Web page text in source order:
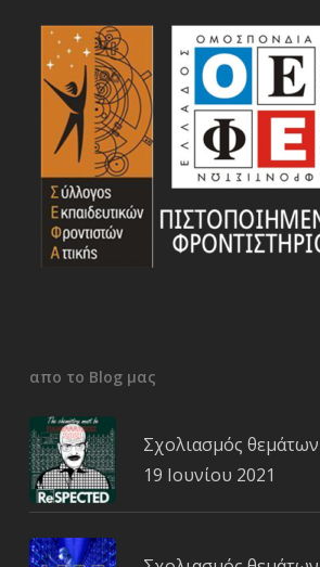
απο το Blog μας
Σχολιασμός θεμάτων
19 Ιουνίου 2021